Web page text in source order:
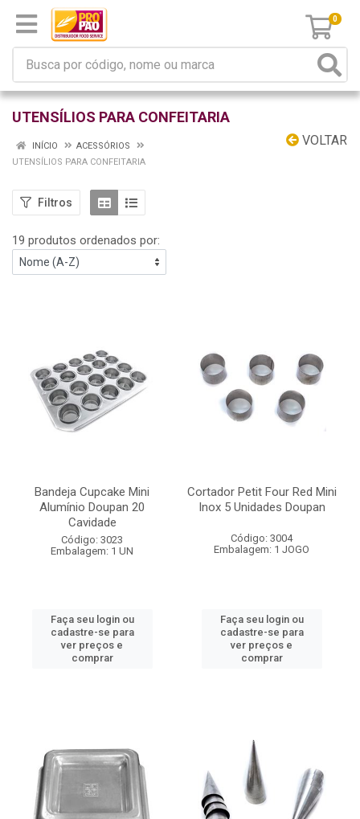
0
UTENSÍLIOS PARA CONFEITARIA
VOLTAR
INÍCIO
ACESSÓRIOS
UTENSÍLIOS PARA CONFEITARIA
Filtros
19 produtos ordenados por:
Bandeja Cupcake Mini
Alumínio Doupan 20
Cavidade
Código: 3023
Embalagem: 1 UN
Faça seu login ou
cadastre-se para
ver preços e
comprar
Cortador Petit Four Red Mini
Inox 5 Unidades Doupan
Código: 3004
Embalagem: 1 JOGO
Faça seu login ou
cadastre-se para
ver preços e
comprar